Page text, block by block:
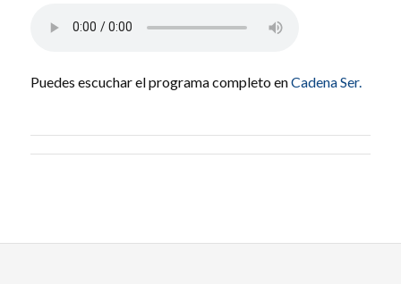
Puedes escuchar el programa completo enCadena Ser.